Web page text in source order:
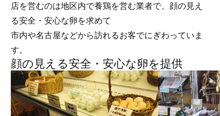
店を営むのは地区内で養鶏を営む業者で、顔の見え
る安全・安心な卵を求めて
市内や名古屋などから訪れるお客でにぎわっていま
す。
顔の見える安全・安心な卵を提供